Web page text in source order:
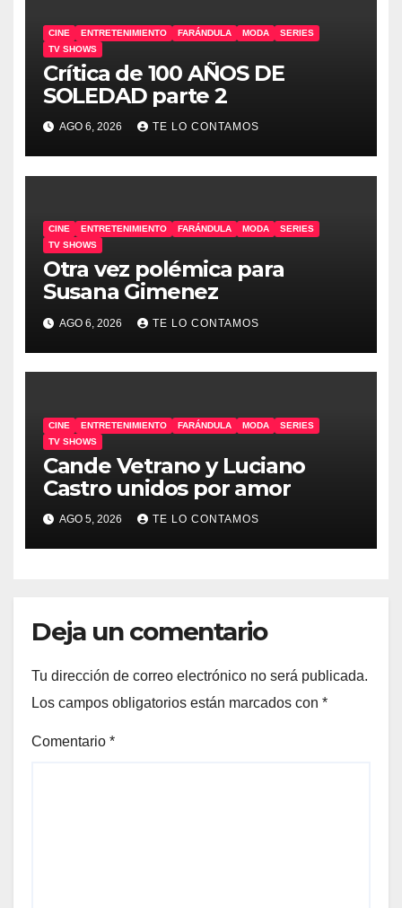
CINE ENTRETENIMIENTO FARÁNDULA MODA
SERIES
TV SHOWS
Crítica de 100 AÑOS DE
SOLEDAD parte 2
AGO 6, 2026 TE LO CONTAMOS
CINE ENTRETENIMIENTO FARÁNDULA MODA
SERIES
TV SHOWS
Otra vez polémica para
Susana Gimenez
AGO 6, 2026 TE LO CONTAMOS
CINE ENTRETENIMIENTO FARÁNDULA MODA
SERIES
TV SHOWS
Cande Vetrano y Luciano
Castro unidos por amor
AGO 5, 2026 TE LO CONTAMOS
Deja un comentario
Tu dirección de correo electrónico no será publicada.
Los campos obligatorios están marcados con *
Comentario *